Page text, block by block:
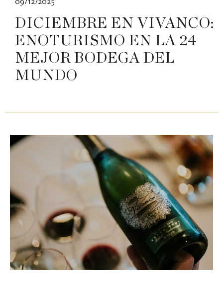
DICIEMBRE EN VIVANCO:
ENOTURISMO EN LA 24
MEJOR BODEGA DEL
MUNDO